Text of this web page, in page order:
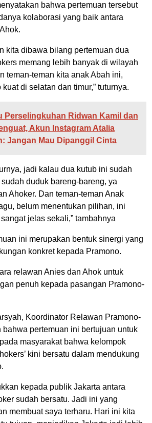
bahwa pertemuan tersebut
kolaborasi yang baik antara
kita dibawa bilang pertemuan dua
memang lebih banyak di wilayah
teman-teman kita anak Abah ini,
di selatan dan timur,” tuturnya.
Perselingkuhan Ridwan Kamil dan
Akun Instagram Atalia
Jangan Mau Dipanggil Cinta
jadi kalau dua kutub ini sudah
duduk bareng-bareng, ya
Ahoker. Dan teman-teman Anak
belum menentukan pilihan, ini
jelas sekali,” tambahnya
ini merupakan bentuk sinergi yang
konkret kepada Pramono.
relawan Anies dan Ahok untuk
penuh kepada pasangan Pramono-
Koordinator Relawan Pramono-
bahwa pertemuan ini bertujuan untuk
masyarakat bahwa kelompok
kini bersatu dalam mendukung
kepada publik Jakarta antara
sudah bersatu. Jadi ini yang
membuat saya terharu. Hari ini kita